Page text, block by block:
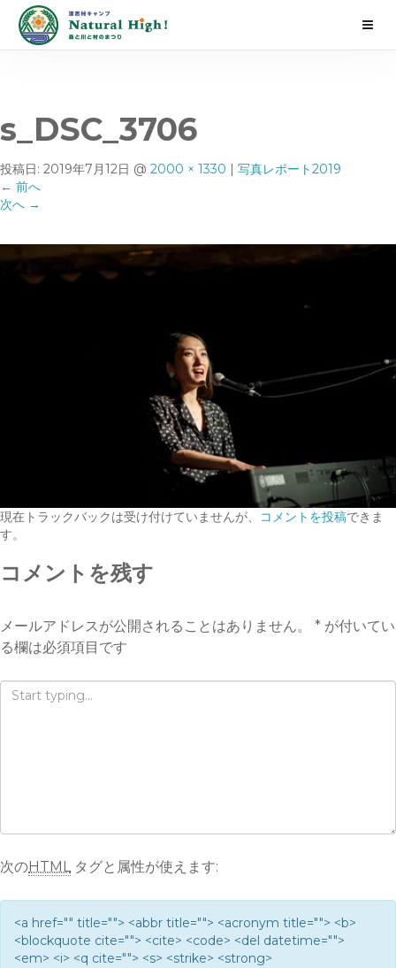
s_DSC_3706
投稿日: 2019年7月12日 @ 2000 × 1330 | 写真レポート2019
← 前へ
次へ →
現在トラックバックは受け付けていませんが、 コメントを投稿できま
す。
コメントを残す
メールアドレスが公開されることはありません。 * が付いてい
る欄は必須項目です
次のHTMLタグと属性が使えます:
<a href="" title=""> <abbr title=""> <acronym title=""> <b>
<blockquote cite=""> <cite> <code> <del datetime="">
<em> <i> <q cite=""> <s> <strike> <strong>